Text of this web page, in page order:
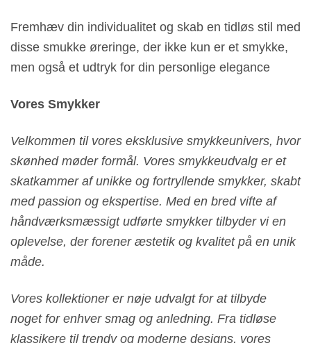
Fremhæv din individualitet og skab en tidløs stil med
disse smukke øreringe, der ikke kun er et smykke,
men også et udtryk for din personlige elegance
Vores Smykker
Velkommen til vores eksklusive smykkeunivers, hvor
skønhed møder formål. Vores smykkeudvalg er et
skatkammer af unikke og fortryllende smykker, skabt
med passion og ekspertise. Med en bred vifte af
håndværksmæssigt udførte smykker tilbyder vi en
oplevelse, der forener æstetik og kvalitet på en unik
måde.
Vores kollektioner er nøje udvalgt for at tilbyde
noget for enhver smag og anledning. Fra tidløse
klassikere til trendy og moderne designs, vores